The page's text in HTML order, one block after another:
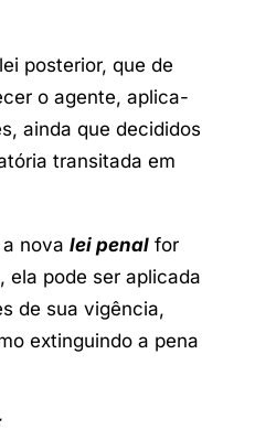
posterior, que de
o agente, aplica-
ainda que decididos
transitada em
nova lei penalfor
ela pode ser aplicada
de sua vigência,
extinguindo a pena